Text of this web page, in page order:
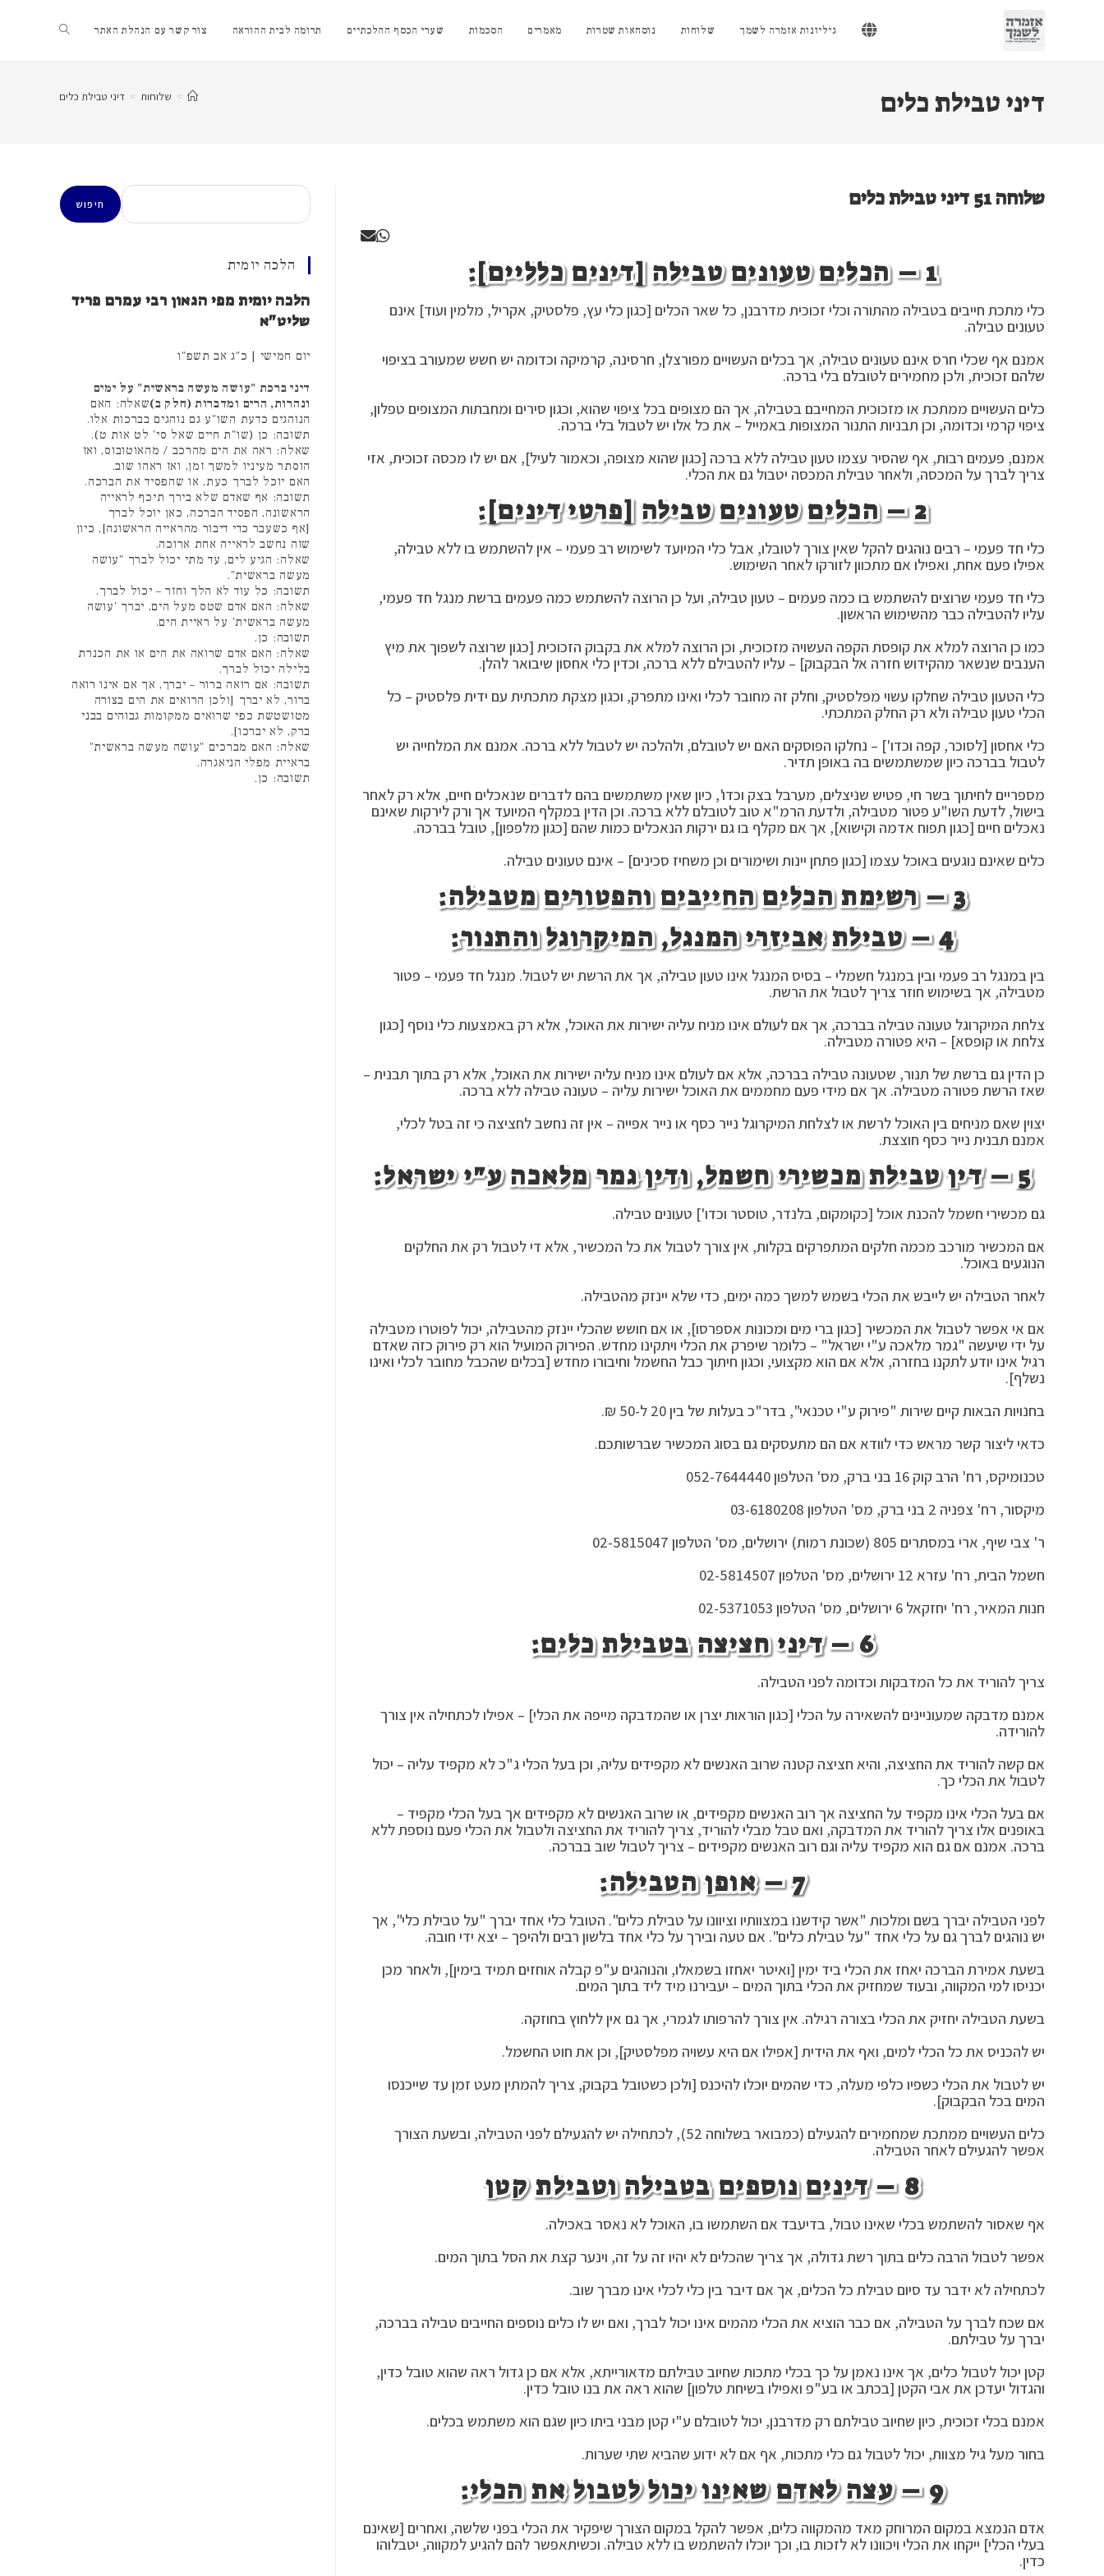
גיליונות אזמרה לשמך שלוחות נוסחאות שטרות מאמרים הסכמות שערי הכסף ההלכתיים תרומה לבית ההוראה צור קשר עם הנהלת האתר Toggle
website דיני טבילת כלים > שלוחות > דיני טבילת כלים
שלוחה 51 דיני טבילת כלים
1 – הכלים טעונים טבילה [דינים כלליים]:
כלי מתכת חייבים בטבילה מהתורה וכלי זכוכית מדרבנן, כל שאר הכלים [כגון כלי עץ, פלסטיק, אקריל, מלמין ועוד] אינם
טעונים טבילה.
אמנם אף שכלי חרס אינם טעונים טבילה, אך בכלים העשויים מפורצלן, חרסינה, קרמיקה וכדומה יש חשש שמעורב בציפוי
שלהם זכוכית, ולכן מחמירים לטובלם בלי ברכה.
כלים העשויים ממתכת או מזכוכית המחייבם בטבילה, אך הם מצופים בכל ציפוי שהוא, וכגון סירים ומחבתות המצופים טפלון,
ציפוי קרמי וכדומה, וכן תבניות התנור המצופות באמייל – את כל אלו יש לטבול בלי ברכה.
אמנם, פעמים רבות, אף שהסיר עצמו טעון טבילה ללא ברכה [כגון שהוא מצופה, וכאמור לעיל], אם יש לו מכסה זכוכית, אזי
צריך לברך על המכסה, ולאחר טבילת המכסה יטבול גם את הכלי.
2 – הכלים טעונים טבילה [פרטי דינים]:
כלי חד פעמי – רבים נוהגים להקל שאין צורך לטובלו, אבל כלי המיועד לשימוש רב פעמי – אין להשתמש בו ללא טבילה,
אפילו פעם אחת, ואפילו אם מתכוון לזורקו לאחר השימוש.
כלי חד פעמי שרוצים להשתמש בו כמה פעמים – טעון טבילה, ועל כן הרוצה להשתמש כמה פעמים ברשת מנגל חד פעמי,
עליו להטבילה כבר מהשימוש הראשון.
כמו כן הרוצה למלא את קופסת הקפה העשויה מזכוכית, וכן הרוצה למלא את בקבוק הזכוכית [כגון שרוצה לשפוך את מיץ
הענבים שנשאר מהקידוש חזרה אל הבקבוק] – עליו להטבילם ללא ברכה, וכדין כלי אחסון שיבואר להלן.
כלי הטעון טבילה שחלקו עשוי מפלסטיק, וחלק זה מחובר לכלי ואינו מתפרק, וכגון מצקת מתכתית עם ידית פלסטיק – כל
הכלי טעון טבילה ולא רק החלק המתכתי.
כלי אחסון [לסוכר, קפה וכדו'] – נחלקו הפוסקים האם יש לטובלם, ולהלכה יש לטבול ללא ברכה. אמנם את המלחייה יש
לטבול בברכה כיון שמשתמשים בה באופן תדיר.
מספריים לחיתוך בשר חי, פטיש שניצלים, מערבל בצק וכדו', כיון שאין משתמשים בהם לדברים שנאכלים חיים, אלא רק לאחר
בישול, לדעת השו"ע פטור מטבילה, ולדעת הרמ"א טוב לטובלם ללא ברכה. וכן הדין במקלף המיועד אך ורק לירקות שאינם
נאכלים חיים [כגון תפוח אדמה וקישוא], אך אם מקלף בו גם ירקות הנאכלים כמות שהם [כגון מלפפון], טובל בברכה.
כלים שאינם נוגעים באוכל עצמו [כגון פתחן יינות ושימורים וכן משחיז סכינים] – אינם טעונים טבילה.
3 – רשימת הכלים החייבים והפטורים מטבילה:
4 – טבילת אביזרי המנגל, המיקרוגל והתנור:
בין במנגל רב פעמי ובין במנגל חשמלי – בסיס המנגל אינו טעון טבילה, אך את הרשת יש לטבול. מנגל חד פעמי – פטור
מטבילה, אך בשימוש חוזר צריך לטבול את הרשת.
צלחת המיקרוגל טעונה טבילה בברכה, אך אם לעולם אינו מניח עליה ישירות את האוכל, אלא רק באמצעות כלי נוסף [כגון
צלחת או קופסא] – היא פטורה מטבילה.
כן הדין גם ברשת של תנור, שטעונה טבילה בברכה, אלא אם לעולם אינו מניח עליה ישירות את האוכל, אלא רק בתוך תבנית –
שאז הרשת פטורה מטבילה. אך אם מידי פעם מחממים את האוכל ישירות עליה – טעונה טבילה ללא ברכה.
יצוין שאם מניחים בין האוכל לרשת או לצלחת המיקרוגל נייר כסף או נייר אפייה – אין זה נחשב לחציצה כי זה בטל לכלי,
אמנם תבנית נייר כסף חוצצת.
5 – דין טבילת מכשירי חשמל, ודין גמר מלאכה ע"י ישראל:
גם מכשירי חשמל להכנת אוכל [כקומקום, בלנדר, טוסטר וכדו'] טעונים טבילה.
אם המכשיר מורכב מכמה חלקים המתפרקים בקלות, אין צורך לטבול את כל המכשיר, אלא די לטבול רק את החלקים
הנוגעים באוכל.
לאחר הטבילה יש לייבש את הכלי בשמש למשך כמה ימים, כדי שלא יינזק מהטבילה.
אם אי אפשר לטבול את המכשיר [כגון ברי מים ומכונות אספרסו], או אם חושש שהכלי יינזק מהטבילה, יכול לפוטרו מטבילה
על ידי שיעשה "גמר מלאכה ע"י ישראל" – כלומר שיפרק את הכלי ויתקינו מחדש. הפירוק המועיל הוא רק פירוק כזה שאדם
רגיל אינו יודע לתקנו בחזרה, אלא אם הוא מקצועי, וכגון חיתוך כבל החשמל וחיבורו מחדש [בכלים שהכבל מחובר לכלי ואינו
נשלף].
בחנויות הבאות קיים שירות "פירוק ע"י טכנאי", בדר"כ בעלות של בין 20 ל-50 ₪.
כדאי ליצור קשר מראש כדי לוודא אם הם מתעסקים גם בסוג המכשיר שברשותכם.
טכנומיקס, רח' הרב קוק 16 בני ברק, מס' הטלפון 052-7644440
מיקסור, רח' צפניה 2 בני ברק, מס' הטלפון 03-6180208
ר' צבי שיף, ארי במסתרים 805 (שכונת רמות) ירושלים, מס' הטלפון 02-5815047
חשמל הבית, רח' עזרא 12 ירושלים, מס' הטלפון 02-5814507
חנות המאיר, רח' יחזקאל 6 ירושלים, מס' הטלפון 02-5371053
6 – דיני חציצה בטבילת כלים:
צריך להוריד את כל המדבקות וכדומה לפני הטבילה.
אמנם מדבקה שמעוניינים להשאירה על הכלי [כגון הוראות יצרן או שהמדבקה מייפה את הכלי] – אפילו לכתחילה אין צורך
להורידה.
אם קשה להוריד את החציצה, והיא חציצה קטנה שרוב האנשים לא מקפידים עליה, וכן בעל הכלי ג"כ לא מקפיד עליה – יכול
לטבול את הכלי כך.
אם בעל הכלי אינו מקפיד על החציצה אך רוב האנשים מקפידים, או שרוב האנשים לא מקפידים אך בעל הכלי מקפיד –
באופנים אלו צריך להוריד את המדבקה, ואם טבל מבלי להוריד, צריך להוריד את החציצה ולטבול את הכלי פעם נוספת ללא
ברכה. אמנם אם גם הוא מקפיד עליה וגם רוב האנשים מקפידים – צריך לטבול שוב בברכה.
7 – אופן הטבילה:
לפני הטבילה יברך בשם ומלכות "אשר קידשנו במצוותיו וציוונו על טבילת כלים". הטובל כלי אחד יברך "על טבילת כלי", אך
יש נוהגים לברך גם על כלי אחד "על טבילת כלים". אם טעה ובירך על כלי אחד בלשון רבים ולהיפך – יצא ידי חובה.
בשעת אמירת הברכה יאחז את הכלי ביד ימין [ואיטר יאחזו בשמאלו, והנוהגים ע"פ קבלה אוחזים תמיד בימין], ולאחר מכן
יכניסו למי המקווה, ובעוד שמחזיק את הכלי בתוך המים – יעבירנו מיד ליד בתוך המים.
בשעת הטבילה יחזיק את הכלי בצורה רגילה. אין צורך להרפותו לגמרי, אך גם אין ללחוץ בחוזקה.
יש להכניס את כל הכלי למים, ואף את הידית [אפילו אם היא עשויה מפלסטיק], וכן את חוט החשמל.
יש לטבול את הכלי כשפיו כלפי מעלה, כדי שהמים יוכלו להיכנס [ולכן כשטובל בקבוק, צריך להמתין מעט זמן עד שייכנסו
המים בכל הבקבוק].
כלים העשויים ממתכת שמחמירים להגעילם (כמבואר בשלוחה 52), לכתחילה יש להגעילם לפני הטבילה, ובשעת הצורך
אפשר להגעילם לאחר הטבילה.
8 – דינים נוספים בטבילה וטבילת קטן
אף שאסור להשתמש בכלי שאינו טבול, בדיעבד אם השתמשו בו, האוכל לא נאסר באכילה.
אפשר לטבול הרבה כלים בתוך רשת גדולה, אך צריך שהכלים לא יהיו זה על זה, וינער קצת את הסל בתוך המים.
לכתחילה לא ידבר עד סיום טבילת כל הכלים, אך אם דיבר בין כלי לכלי אינו מברך שוב.
אם שכח לברך על הטבילה, אם כבר הוציא את הכלי מהמים אינו יכול לברך, ואם יש לו כלים נוספים החייבים טבילה בברכה,
יברך על טבילתם.
קטן יכול לטבול כלים, אך אינו נאמן על כך בכלי מתכות שחיוב טבילתם מדאורייתא, אלא אם כן גדול ראה שהוא טובל כדין,
והגדול יעדכן את אבי הקטן [בכתב או בע"פ ואפילו בשיחת טלפון] שהוא ראה את בנו טובל כדין.
אמנם בכלי זכוכית, כיון שחיוב טבילתם רק מדרבנן, יכול לטובלם ע"י קטן מבני ביתו כיון שגם הוא משתמש בכלים.
בחור מעל גיל מצוות, יכול לטבול גם כלי מתכות, אף אם לא ידוע שהביא שתי שערות.
9 – עצה לאדם שאינו יכול לטבול את הכלי:
אדם הנמצא במקום המרוחק מאד מהמקווה כלים, אפשר להקל במקום הצורך שיפקיר את הכלי בפני שלשה, ואחרים [שאינם
בעלי הכלי] ייקחו את הכלי ויכוונו לא לזכות בו, וכך יוכלו להשתמש בו ללא טבילה. וכשיתאפשר להם להגיע למקווה, יטבלוהו
כדין.
חיפוש
חיפוש
הלכה יומית
הלכה יומית מפי הגאון רבי עמרם פריד
שליט"א
יום חמישי | כ"ג אב תשפ"ו
דיני ברכת "עושה מעשה בראשית" על ימים
ונהרות, הרים ומדברות (חלק ב)שאלה: האם
הנוהגים כדעת השו"ע גם נוהגים בברכות אלו.
תשובה: כן (שו"ת חיים שאל סי' לט אות ט).
שאלה: ראה את הים מהרכב / מהאוטובוס, ואז
הוסתר מעיניו למשך זמן, ואז ראהו שוב.
האם יוכל לברך כעת, או שהפסיד את הברכה.
תשובה: אף שאדם שלא בירך תיכף לראייה
הראשונה, הפסיד הברכה, כאן יוכל לברך
[אף כשעבר כדי דיבור מהראייה הראשונה], כיון
שזה נחשב לראייה אחת ארוכה.
שאלה: הגיע לים, עד מתי יכול לברך "עושה
מעשה בראשית".
תשובה: כל עוד לא הלך וחזר – יכול לברך.
שאלה: האם אדם שטס מעל הים, יברך 'עושה
מעשה בראשית' על ראיית הים.
תשובה: כן.
שאלה: האם אדם שרואה את הים או את הכנרת
בלילה יכול לברך.
תשובה: אם רואה ברור – יברך, אך אם אינו רואה
ברור, לא יברך [ולכן הרואים את הים בצורה
מטושטשת כפי שרואים ממקומות גבוהים בבני
ברק, לא יברכו].
שאלה: האם מברכים "עושה מעשה בראשית"
בראיית מפלי הניאגרה.
תשובה: כן.